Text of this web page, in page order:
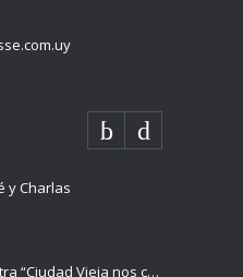
y Charlas
Inauguración de la muestra “Ciudad Vieja nos cuenta”